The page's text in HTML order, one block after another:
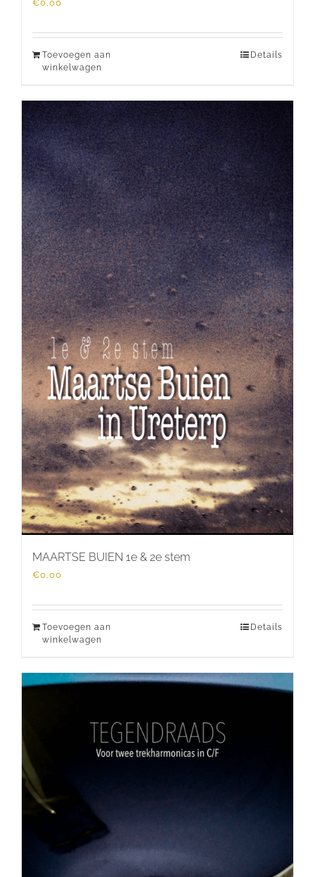
€0,00
Toevoegen aan
winkelwagen
Details
MAARTSE BUIEN 1e & 2e stem
€0,00
Toevoegen aan
winkelwagen
Details